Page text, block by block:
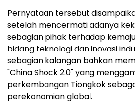
Pernyataan tersebut
setelah mencermati adanya
sebagian pihak terhadap
bidang teknologi dan inovasi
sebagian kalangan bahkan
"China Shock 2.0" yang
perkembangan Tiongkok
perekonomian global.